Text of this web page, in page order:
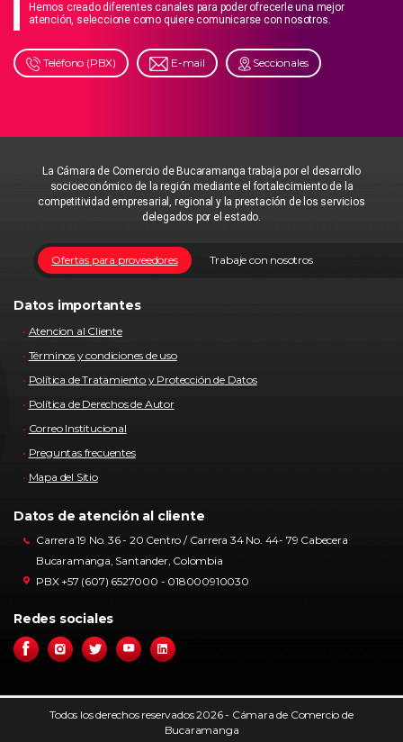
Hemos creado diferentes canales para poder ofrecerle una mejor
atención, seleccione como quiere comunicarse con nosotros.
Teléfono (PBX) E-mail Seccionales
La Cámara de Comercio de Bucaramanga trabaja por el desarrollo
socioeconómico de la región mediante el fortalecimiento de la
competitividad empresarial, regional y la prestación de los servicios
delegados por el estado.
Trabaje con nosotros
Ofertas para proveedores
Datos importantes
Atencion al Cliente
Términos y condiciones de uso
Política de Tratamiento y Protección de Datos
Política de Derechos de Autor
Correo Institucional
Preguntas frecuentes
Mapa del Sitio
Datos de atención al cliente
Carrera 19 No. 36 - 20 Centro / Carrera 34 No. 44- 79 Cabecera
Bucaramanga, Santander, Colombia
PBX +57 (607) 6527000 - 018000910030
Redes sociales
Todos los derechos reservados 2026 - Cámara de Comercio de
Bucaramanga